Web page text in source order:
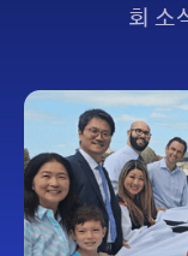
회 소